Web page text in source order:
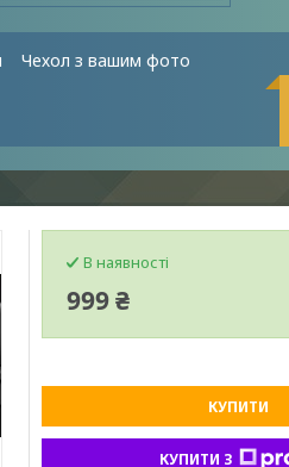
Чехол з вашим фото
В наявності
999 ₴
КУПИТИ
КУПИТИ З